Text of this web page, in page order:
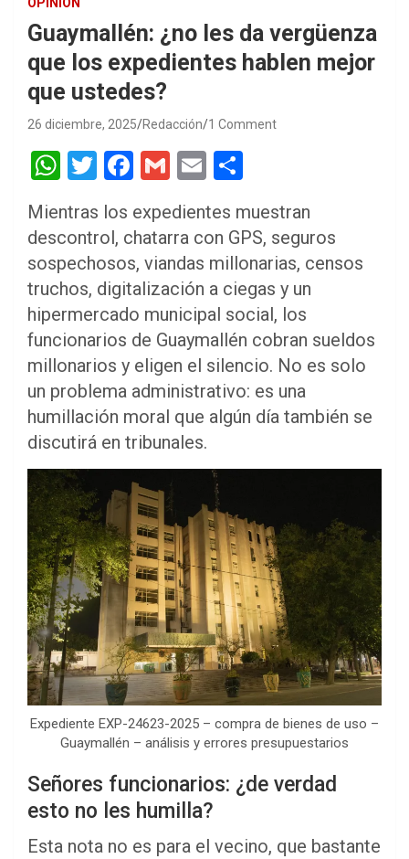
Guaymallén: ¿no les da vergüenza
que los expedientes hablen mejor
que ustedes?
26 diciembre, 2025 Redacción 1 Comment
W
at
s
A
p
p
T
tt
er
F
ce
b
o
o
k
G
ail
E
ail ar
e
Mientras los expedientes muestran
descontrol, chatarra con GPS, seguros
sospechosos, viandas millonarias, censos
truchos, digitalización a ciegas y un
hipermercado municipal social, los
funcionarios de Guaymallén cobran sueldos
millonarios y eligen el silencio. No es solo
un problema administrativo: es una
humillación moral que algún día también se
discutirá en tribunales.
Expediente EXP-24623-2025 – compra de bienes de uso –
Guaymallén – análisis y errores presupuestarios
Señores funcionarios: ¿de verdad
esto no les humilla?
Esta nota no es para el vecino, que bastante